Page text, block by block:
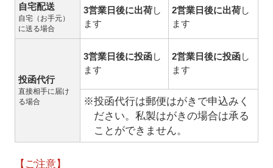
自宅配送
自宅（お手元）
に送る場合
3営業日後に出荷し
ます
2営業日後に出荷し
ます
投函代行
直接相手に届け
る場合
3営業日後に投函し
ます
2営業日後に投函し
ます
※投函代行は郵便はがきで申込みく
ださい。私製はがきの場合は承る
ことができません。
【ご注意】